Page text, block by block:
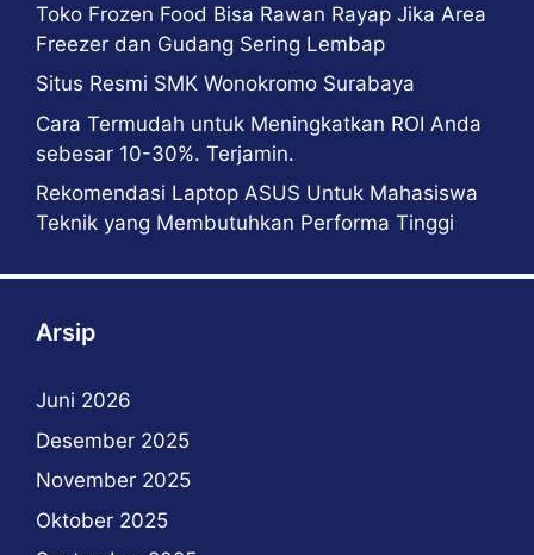
Toko Frozen Food Bisa Rawan Rayap Jika Area
Freezer dan Gudang Sering Lembap
Situs Resmi SMK Wonokromo Surabaya
Cara Termudah untuk Meningkatkan ROI Anda
sebesar 10-30%. Terjamin.
Rekomendasi Laptop ASUS Untuk Mahasiswa
Teknik yang Membutuhkan Performa Tinggi
Arsip
Juni 2026
Desember 2025
November 2025
Oktober 2025